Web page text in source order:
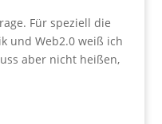
Für speziell die
und Web2.0 weiß ich
aber nicht heißen,